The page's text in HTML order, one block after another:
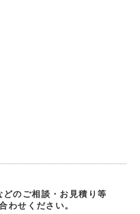
どのご相談・お見積り等
わせください。